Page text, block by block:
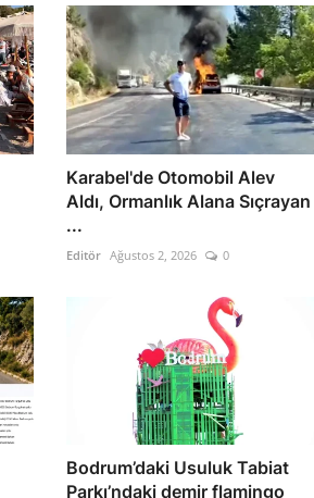
Karabel'de Otomobil Alev
Aldı, Ormanlık Alana Sıçrayan
...
Editör Ağustos 2, 2026 0
Bodrum’daki Usuluk Tabiat
Parkı’ndaki demir flamingo